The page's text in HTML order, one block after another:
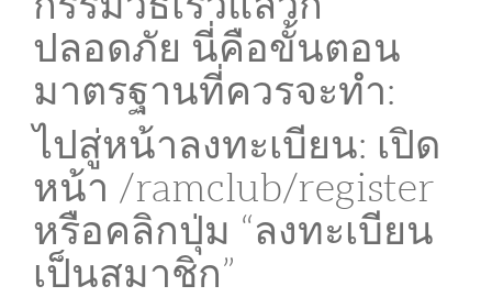
ปลอดภัย นี่คือขั้นตอน
มาตรฐานที่ควรจะทำ:
ไปสู่หน้าลงทะเบียน: เปิด
หน้า /ramclub/register
หรือคลิกปุ่ม “ลงทะเบียน
เป็นสมาชิก”